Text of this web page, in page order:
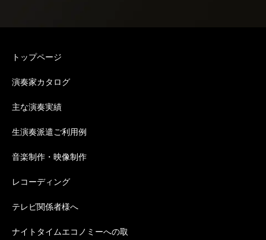
トップページ
演奏家カタログ
主な演奏実績
生演奏派遣ご利用例
音楽制作・映像制作
レコーディング
テレビ関係者様へ
ナイトタイムエコノミーへの取